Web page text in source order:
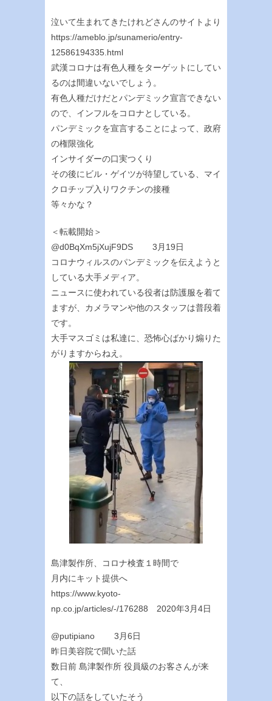
泣いて生まれてきたけれどさんのサイトより
https://ameblo.jp/sunamerio/entry-
12586194335.html
武漢コロナは有色人種をターゲットにしてい
るのは間違いないでしょう。
有色人種だけだとパンデミック宣言できない
ので、インフルをコロナとしている。
パンデミックを宣言することによって、政府
の権限強化
インサイダーの口実つくり
その後にビル・ゲイツが待望している、マイ
クロチップ入りワクチンの接種
等々かな？
＜転載開始＞
@d0BqXm5jXujF9DS 3月19日
コロナウィルスのパンデミックを伝えようと
している大手メディア。
ニュースに使われている役者は防護服を着て
ますが、カメラマンや他のスタッフは普段着
です。
大手マスゴミは私達に、恐怖心ばかり煽りた
がりますからねえ。
島津製作所、コロナ検査１時間で
月内にキット提供へ
https://www.kyoto-
np.co.jp/articles/-/176288 2020年3月4日
@putipiano 3月6日
昨日美容院で聞いた話
数日前 島津製作所 役員級のお客さんが来
て、
以下の話をしていたそう